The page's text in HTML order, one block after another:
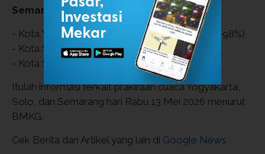
Semarang 13 Mei 2026
- Kota Yogyakarta: Hujan Ringan (24–32 °C, 66–98%)
- Kota Solo: Berawan (25–32 °C, 60–92%)
- Kota Semarang: Berawan (26–33 °C, 51–85%)
Itulah informasi terkait prakiraan cuaca Yogyakarta,
Solo, dan Semarang hari Rabu 13 Mei 2026 menurut
BMKG.
Cek Berita dan Artikel yang lain di Google News